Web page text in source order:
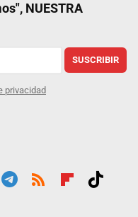
NUESTRA
SUSCRIBIR
privacidad